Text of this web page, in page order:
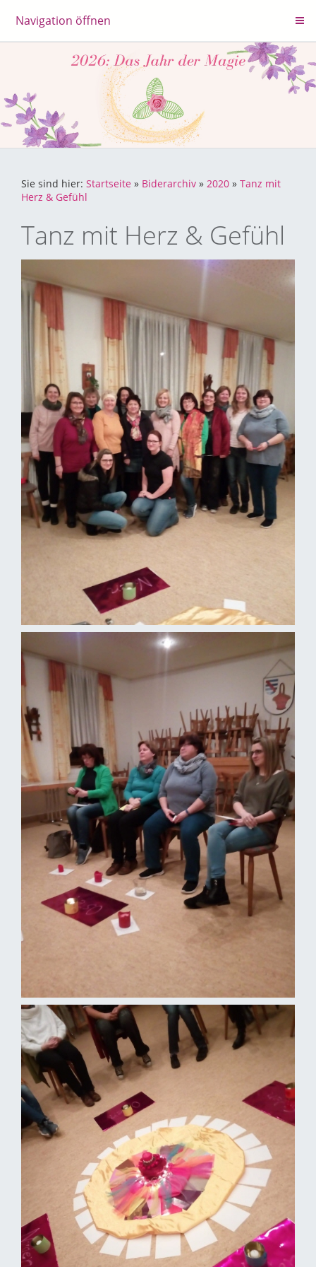
Navigation öffnen
Sie sind hier: Startseite » Biderarchiv » 2020 » Tanz mit
Herz & Gefühl
Tanz mit Herz & Gefühl